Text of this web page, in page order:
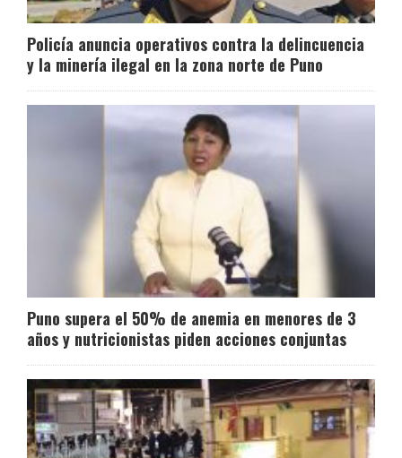
Policía anuncia operativos contra la delincuencia
y la minería ilegal en la zona norte de Puno
Puno supera el 50% de anemia en menores de 3
años y nutricionistas piden acciones conjuntas